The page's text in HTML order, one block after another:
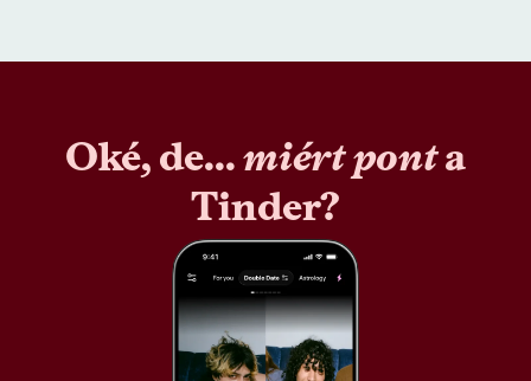
Oké, de...miért ponta
Tinder?